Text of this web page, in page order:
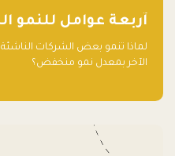
آربعة عوامل للنمو
لماذا تنمو بعض الشركات
الآخر بمعدل نمو منخفض؟